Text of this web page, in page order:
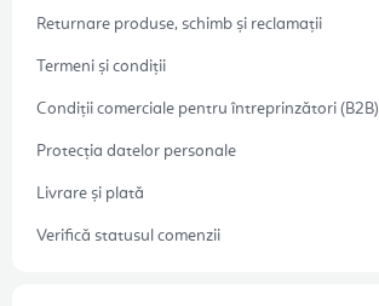
Returnare produse, schimb și reclamații
Termeni și condiții
Condiții comerciale pentru întreprinzători (B2B)
Protecția datelor personale
Livrare și plată
Verifică statusul comenzii